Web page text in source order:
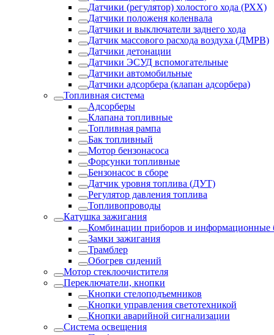
Датчики (регулятор) холостого хода (РХХ)
Датчики положеня коленвала
Датчики и выключатели заднего хода
Датчик массового расхода воздуха (ДМРВ)
Датчики детонации
Датчики ЭСУД вспомогательные
Датчики автомобильные
Датчики адсорбера (клапан адсорбера)
Топливная система
Адсорберы
Клапана топливные
Топливная рампа
Бак топливный
Мотор бензонасоса
Форсунки топливные
Бензонасос в сборе
Датчик уровня топлива (ДУТ)
Регулятор давления топлива
Топливопроводы
Катушка зажигания
Комбинации приборов и информационные
Замки зажигания
Трамблер
Обогрев сидений
Мотор стеклоочистителя
Переключатели, кнопки
Кнопки стелоподъемников
Кнопки управления светотехникой
Кнопки аварийной сигнализации
Система освещения